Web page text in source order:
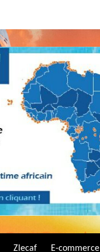
Zlecaf E-commerce